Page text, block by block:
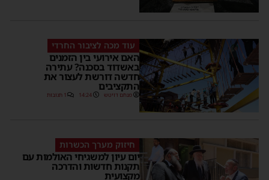
עוד מכה לציבור החרדי
האם אירועי בין הזמנים
באשדוד בסכנה? עתירה
חדשה דורשת לעצור את
התקציבים
מנחם דויטש 14:24 1 תגובות
חיזוק מערך הכשרות
יום עיון למשגיחי האולמות עם
תקנות חדשות והדרכה
מקצועית